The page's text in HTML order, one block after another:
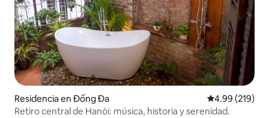
Residencia en Đống Đa Calificación
4.99 (219)
Retiro central de Hanói: música, historia y serenidad.